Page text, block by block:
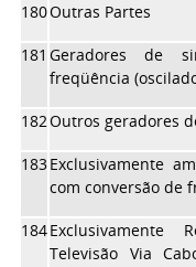
180Outras Partes
181 Geradores de
freqüência
182Outros geradores
183Exclusivamente
com conversão de
184
Televisão Via